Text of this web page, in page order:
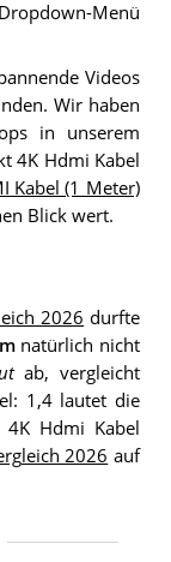
Menü
Videos
Wir haben
in unserem
4K Hdmi Kabel
Kabel (1 Meter)
Blick wert.
2026 durfte
natürlich nicht
ab, vergleicht
1,4 lautet die
Hdmi Kabel
2026 auf